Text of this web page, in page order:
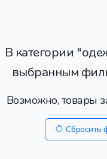
В категории
выбранным
Возможно, товары
Сбросить